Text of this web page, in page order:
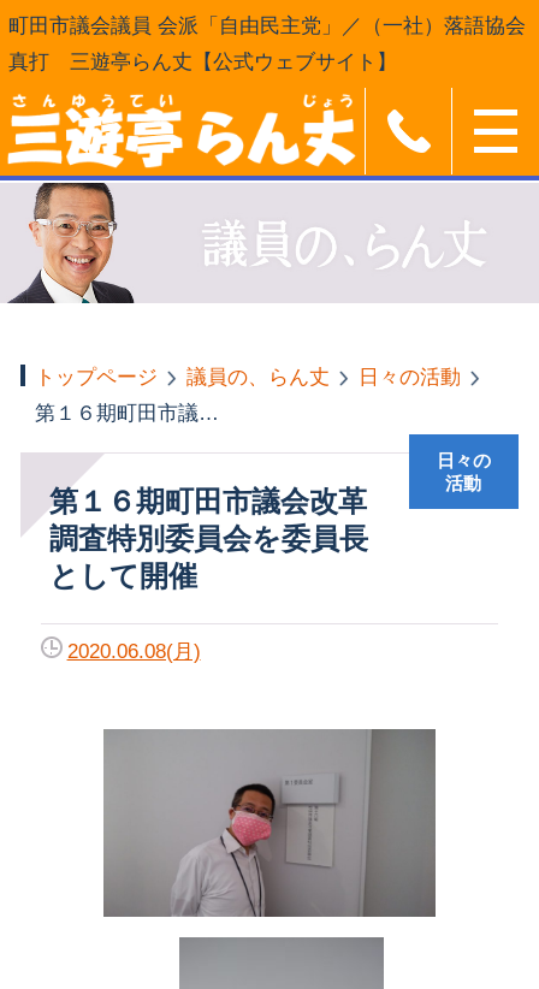
町田市議会議員 会派「自由民主党」／（一社）落語協会
真打 三遊亭らん丈【公式ウェブサイト】
トップページ 議員の、らん丈
日々の活動
第１６期町田市議会改革調査特別委員会を委員長として開催
第１６期町田市議会改革
調査特別委員会を委員長
として開催
日々の
活動
2020.06.08(月)